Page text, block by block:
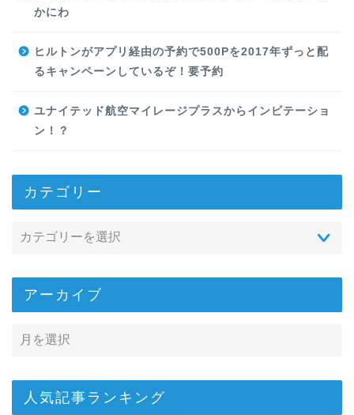
かにわ
ヒルトンがアプリ経由の予約で500Pを2017年ずっと配
るキャンペーンしているぞ！要予約
ユナイテッド航空マイレージプラスからインビテーショ
ン！？
カテゴリー
アーカイブ
人気記事ランキング